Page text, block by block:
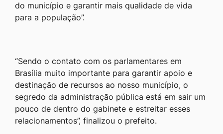
do município e garantir mais qualidade de vida
para a população”.
“Sendo o contato com os parlamentares em
Brasília muito importante para garantir apoio e
destinação de recursos ao nosso município, o
segredo da administração pública está em sair um
pouco de dentro do gabinete e estreitar esses
relacionamentos”, finalizou o prefeito.